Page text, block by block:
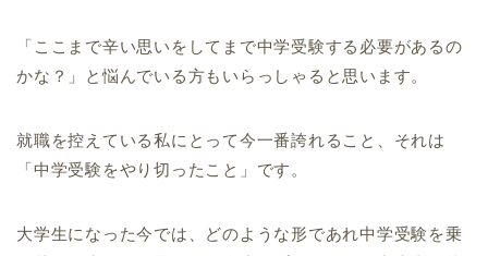
「ここまで辛い思いをしてまで中学受験する必要があるの
かな？」と悩んでいる方もいらっしゃると思います。
就職を控えている私にとって今一番誇れること、それは
「中学受験をやり切ったこと」です。
大学生になった今では、どのような形であれ中学受験を乗